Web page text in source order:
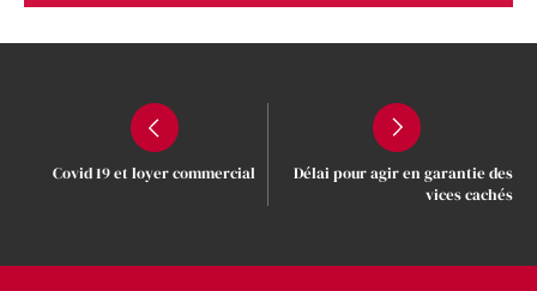
Covid 19 et loyer commercial
Délai pour agir en garantie des
vices cachés